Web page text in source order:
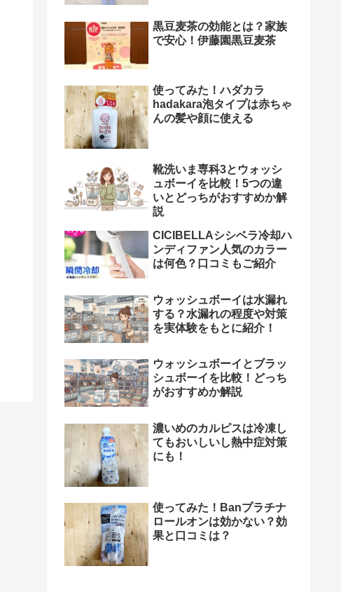
黒豆麦茶の効能とは？家族
で安心！伊藤園黒豆麦茶
使ってみた！ハダカラ
hadakara泡タイプは赤ちゃ
んの髪や顔に使える
靴洗いま専科3とウォッシ
ュボーイを比較！5つの違
いとどっちがおすすめか解
説
CICIBELLAシシベラ冷却ハ
ンディファン人気のカラー
は何色？口コミもご紹介
ウォッシュボーイは水漏れ
する？水漏れの程度や対策
を実体験をもとに紹介！
ウォッシュボーイとブラッ
シュボーイを比較！どっち
がおすすめか解説
濃いめのカルピスは冷凍し
てもおいしいし熱中症対策
にも！
使ってみた！Banプラチナ
ロールオンは効かない？効
果と口コミは？